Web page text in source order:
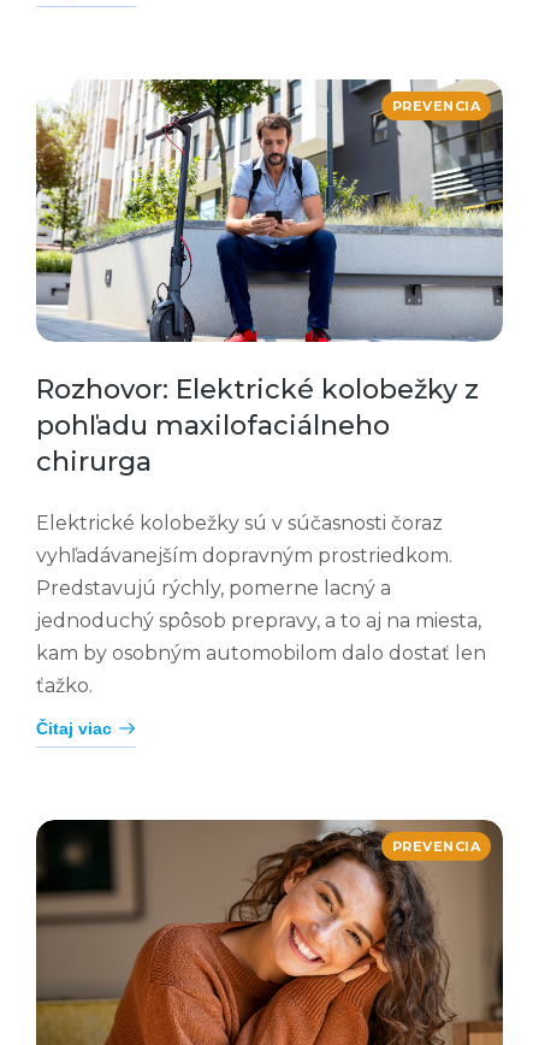
PREVENCIA
Rozhovor: Elektrické kolobežky z
pohľadu maxilofaciálneho
chirurga
Elektrické kolobežky sú v súčasnosti čoraz
vyhľadávanejším dopravným prostriedkom.
Predstavujú rýchly, pomerne lacný a
jednoduchý spôsob prepravy, a to aj na miesta,
kam by osobným automobilom dalo dostať len
ťažko.
Čitaj viac
PREVENCIA